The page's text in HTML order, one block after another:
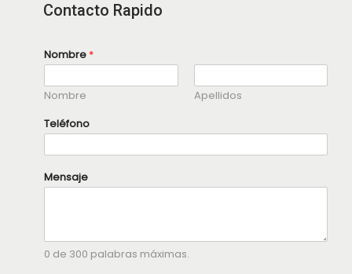
Contacto Rapido
Nombre *
Nombre
Apellidos
Teléfono
M
e
e
N
Mensaje
0 de 300 palabras máximas.